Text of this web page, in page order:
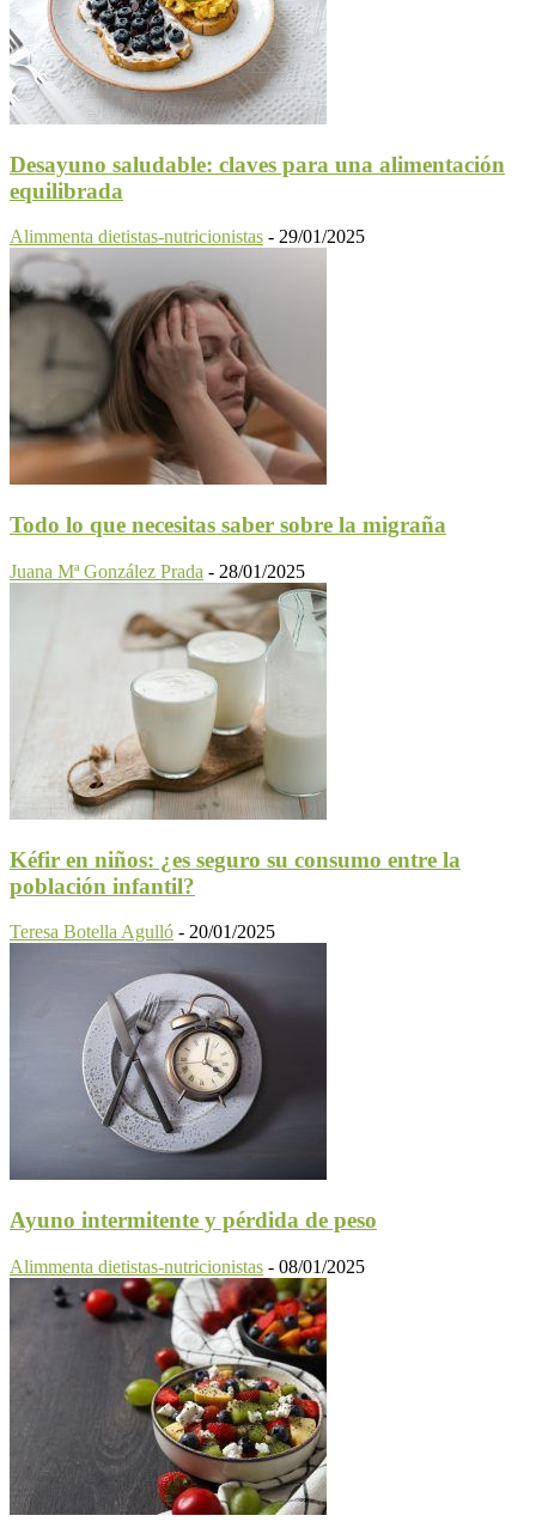
Desayuno saludable: claves para una alimentación
equilibrada
Alimmenta dietistas-nutricionistas - 29/01/2025
Todo lo que necesitas saber sobre la migraña
Juana Mª González Prada - 28/01/2025
Kéfir en niños: ¿es seguro su consumo entre la
población infantil?
Teresa Botella Agulló - 20/01/2025
Ayuno intermitente y pérdida de peso
Alimmenta dietistas-nutricionistas - 08/01/2025